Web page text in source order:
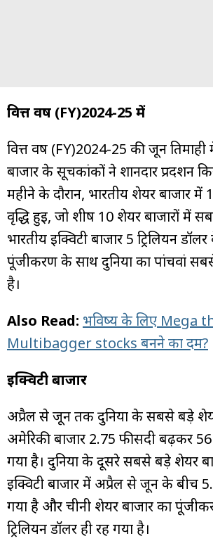
वित्त वर्ष (FY)2024-25 में
वित्त वर्ष (FY)2024-25 की जून
बाजार के सूचकांकों ने शानदार प्रदर्शन
महीने के दौरान, भारतीय शेयर बाजार में
वृद्धि हुई, जो शीर्ष 10 शेयर बाजारों में
भारतीय इक्विटी बाजार 5 ट्रिलियन
पूंजीकरण के साथ दुनिया का पांचवां
है।
Also Read: भविष्य के लिए Mega
Multibagger stocks बनने का दम?
इक्विटी बाजार
अप्रैल से जून तक दुनिया के सबसे बड़े
अमेरिकी बाजार 2.75 फीसदी बढ़कर 56
गया है। दुनिया के दूसरे सबसे बड़े शेयर
इक्विटी बाजार में अप्रैल से जून के बीच
गया है और चीनी शेयर बाजार का
ट्रिलियन डॉलर ही रह गया है।